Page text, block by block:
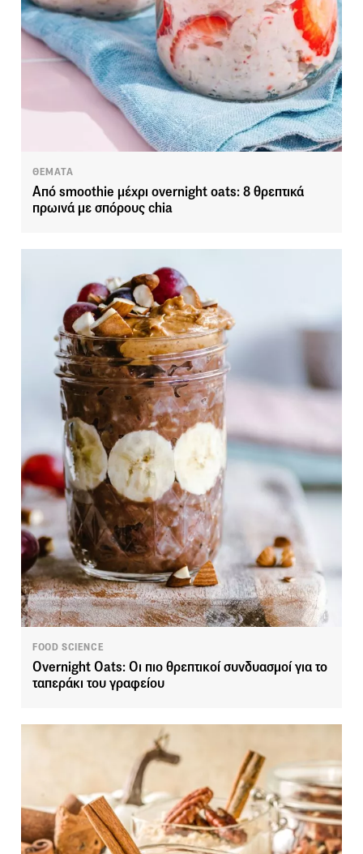
ΘΕΜΑΤΑ
Από smoothie μέχρι overnight oats: 8 θρεπτικά
πρωινά με σπόρους chia
FOOD SCIENCE
Overnight Oats: Οι πιο θρεπτικοί συνδυασμοί για το
ταπεράκι του γραφείου